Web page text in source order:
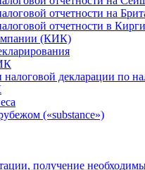
отчетности на
отчетности в
(КИК)
налоговой декларации по
(«substance»)
получение